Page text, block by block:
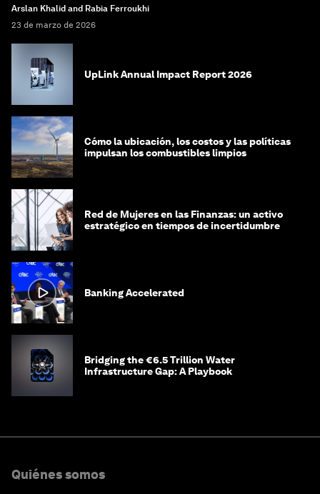
Arslan Khalid and Rabia Ferroukhi
23 de marzo de 2026
UpLink Annual Impact Report 2026
Cómo la ubicación, los costos y las políticas
impulsan los combustibles limpios
Red de Mujeres en las Finanzas: un activo
estratégico en tiempos de incertidumbre
Banking Accelerated
Bridging the €6.5 Trillion Water
Infrastructure Gap: A Playbook
Quiénes somos